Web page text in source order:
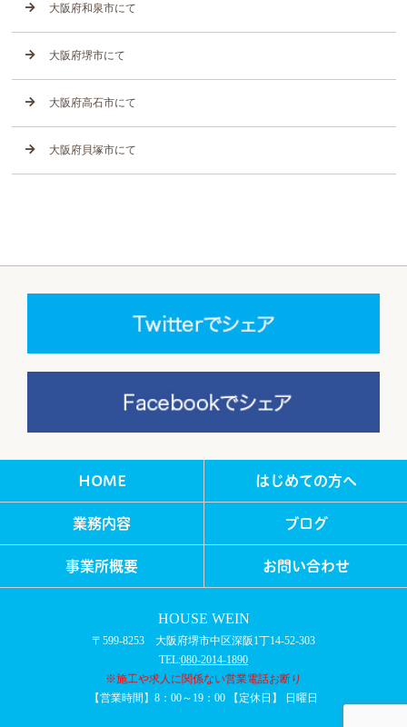
大阪府和泉市にて
大阪府堺市にて
大阪府高石市にて
大阪府貝塚市にて
HOME はじめての方へ
業務内容 ブログ
事業所概要 お問い合わせ
HOUSE WEIN
〒599-8253 大阪府堺市中区深阪1丁14-52-303
TEL:080-2014-1890
※施工や求人に関係ない営業電話お断り
【営業時間】8：00～19：00 【定休日】 日曜日